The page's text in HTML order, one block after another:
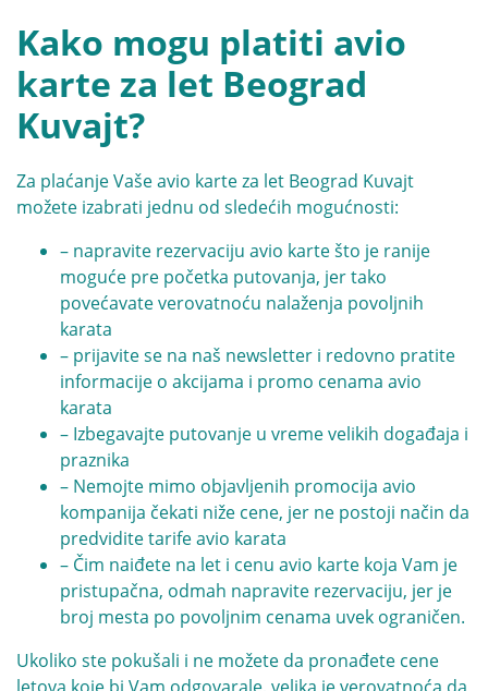
Kako mogu platiti avio
karte za let Beograd
Kuvajt?
Za plaćanje Vaše avio karte za let Beograd Kuvajt
možete izabrati jednu od sledećih mogućnosti:
– napravite rezervaciju avio karte što je ranije
moguće pre početka putovanja, jer tako
povećavate verovatnoću nalaženja povoljnih
karata
– prijavite se na naš newsletter i redovno pratite
informacije o akcijama i promo cenama avio
karata
– Izbegavajte putovanje u vreme velikih događaja i
praznika
– Nemojte mimo objavljenih promocija avio
kompanija čekati niže cene, jer ne postoji način da
predvidite tarife avio karata
– Čim naiđete na let i cenu avio karte koja Vam je
pristupačna, odmah napravite rezervaciju, jer je
broj mesta po povoljnim cenama uvek ograničen.
Ukoliko ste pokušali i ne možete da pronađete cene